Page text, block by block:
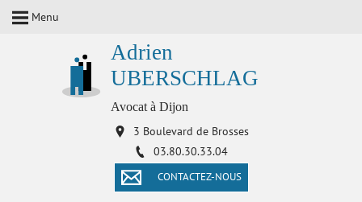
Menu
Adrien
UBERSCHLAG
Avocat à Dijon
3 Boulevard de Brosses
03.80.30.33.04
CONTACTEZ-NOUS